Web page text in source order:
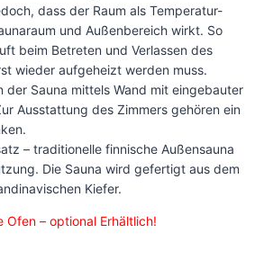
dass der Raum als Temperatur-
und Außenbereich wirkt. So
beim Betreten und Verlassen des
wieder aufgeheizt werden muss.
der Sauna mittels Wand mit eingebauter
Ausstattung des Zimmers gehören ein
– traditionelle finnische Außensauna
Die Sauna wird gefertigt aus dem
Kiefer.
Ofen – optional Erhältlich!